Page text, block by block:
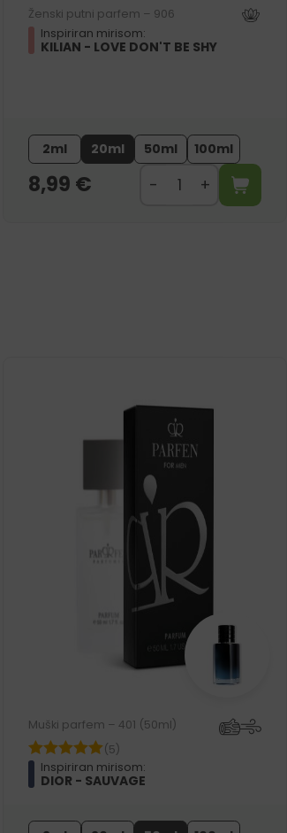
Ženski putni parfem – 906
Inspiriran mirisom:
KILIAN - LOVE DON'T BE SHY
2ml 20ml 50ml 100ml
8,99 €
Muški parfem – 401 (50ml)
(5)
Inspiriran mirisom:
DIOR - SAUVAGE